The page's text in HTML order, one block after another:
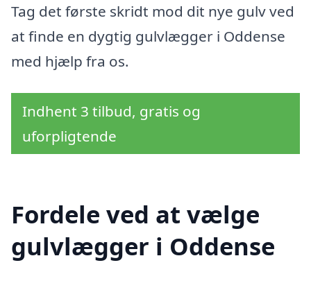
Tag det første skridt mod dit nye gulv ved
at finde en dygtig gulvlægger i Oddense
med hjælp fra os.
Indhent 3 tilbud, gratis og
uforpligtende
Fordele ved at vælge
gulvlægger i Oddense